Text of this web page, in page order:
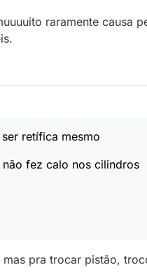
raramente causa
retífica mesmo
fez calo nos cilindros
pra trocar pistão,